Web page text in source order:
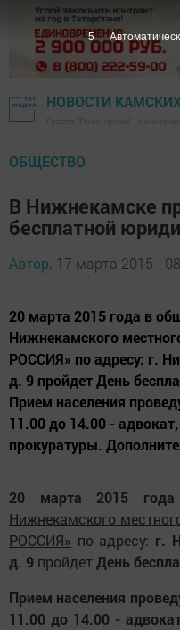
НОВОСТИ
ОБЩЕСТВО
В Нижнекамске
бесплатной
Автор, 17 марта 2015 -
20 марта 2015 года в
Нижнекамского
РОССИЯ» по адресу: г.
д. 9 пройдет День
Прием населения
11.00 до 14.00 -
прокуратуры.
20 марта 2015 года
Нижнекамского
РОССИЯ» по адресу: г.
д. 9 пройдетДень
Прием населения
11.00 до 14.00 -
4